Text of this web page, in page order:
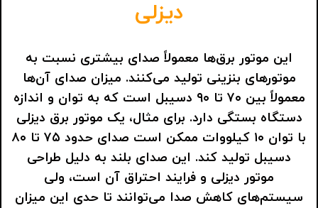
دیزلی
این موتور برق‌ها معمولاً صدای بیشتری نسبت به
موتورهای بنزینی تولید می‌کنند. میزان صدای آن‌ها
معمولاً بین ۷۰ تا ۹۰ دسیبل است که به توان و اندازه
دستگاه بستگی دارد. برای مثال، یک موتور برق دیزلی
با توان ۱۰ کیلووات ممکن است صدای حدود ۷۵ تا ۸۰
دسیبل تولید کند. این صدای بلند به دلیل طراحی
موتور دیزلی و فرایند احتراق آن است، ولی
سیستم‌های کاهش صدا می‌توانند تا حدی این میزان